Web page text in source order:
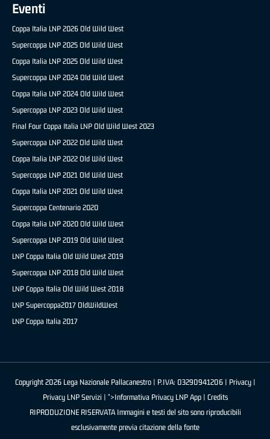
Eventi
Coppa Italia LNP 2026 Old Wild West
Supercoppa LNP 2025 Old Wild West
Coppa Italia LNP 2025 Old Wild West
Supercoppa LNP 2024 Old Wild West
Coppa Italia LNP 2024 Old Wild West
Supercoppa LNP 2023 Old Wild West
Final Four Coppa Italia LNP Old Wild West 2023
Supercoppa LNP 2022 Old Wild West
Coppa Italia LNP 2022 Old Wild West
Supercoppa LNP 2021 Old Wild West
Coppa Italia LNP 2021 Old Wild West
Supercoppa Centenario 2020
Coppa Italia LNP 2020 Old Wild West
Supercoppa LNP 2019 Old Wild West
LNP Coppa Italia Old Wild West 2019
Supercoppa LNP 2018 Old Wild West
LNP Coppa Italia Old Wild West 2018
LNP Supercoppa2017 OldWildWest
LNP Coppa Italia 2017
Copyright 2026 Lega Nazionale Pallacanestro | P.IVA: 03290941206 | Privacy|
Privacy LNP Servizi | ">Informativa Privacy LNP App | Credits
RIPRODUZIONE RISERVATA Immagini e testi del sito sono riproducibili
esclusivamente previa citazione della fonte